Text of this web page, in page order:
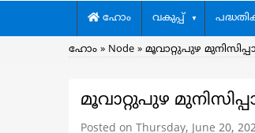
Main
navigation
ഹോം വകുപ്പ്
Breadcrumb
ഹോം Node മൂവാറ്റുപുഴ
മൂവാറ്റുപുഴ
Posted on Thursday, June 20,